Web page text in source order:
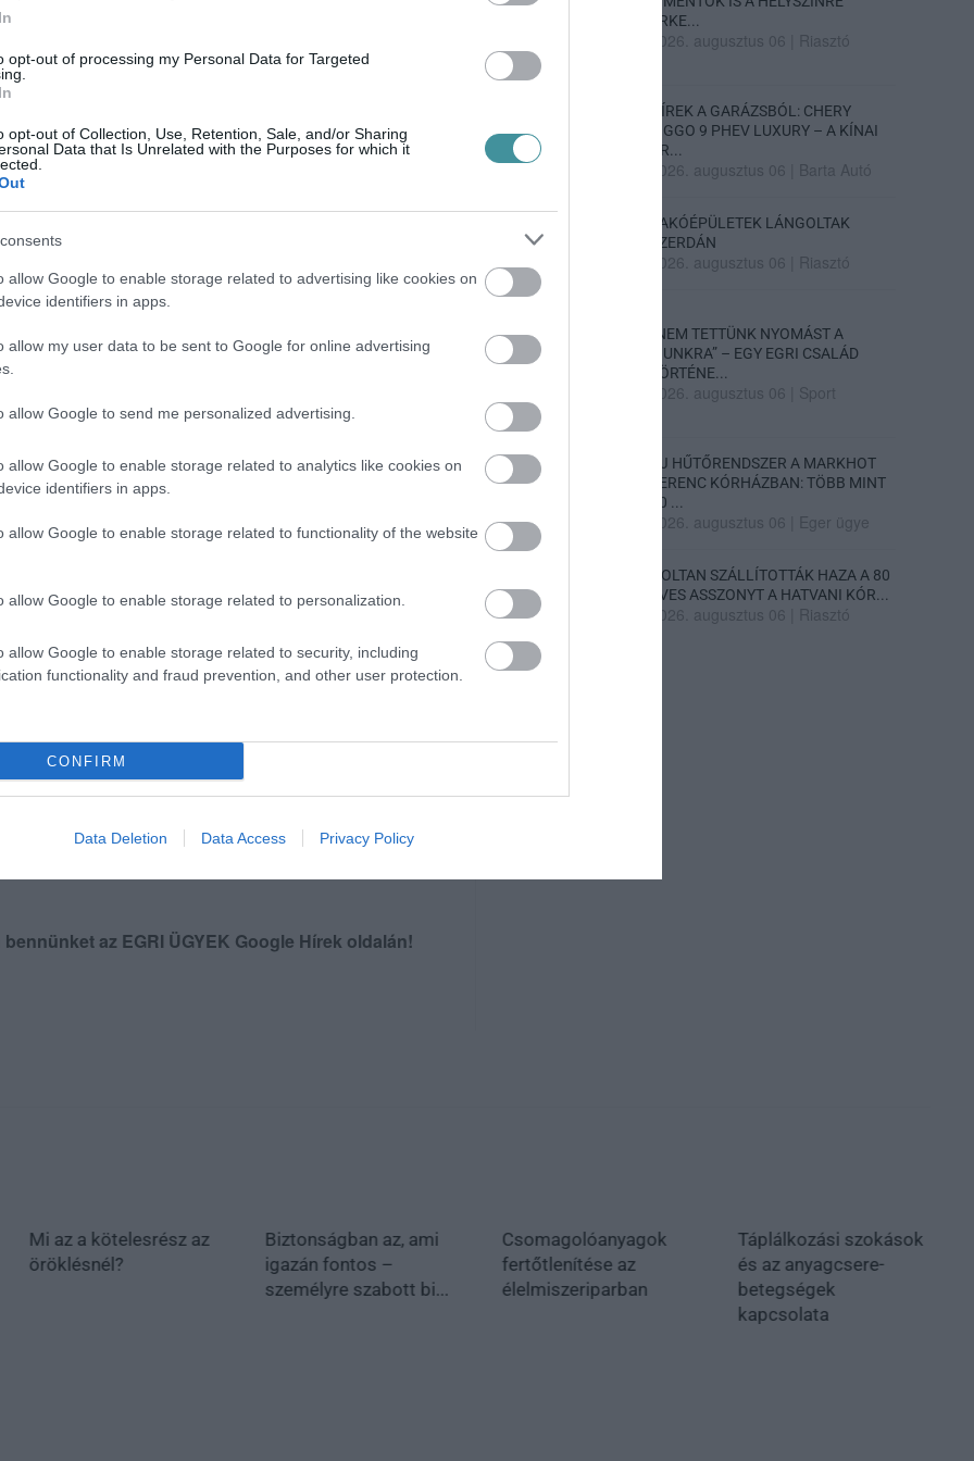
opt-out of processing my Personal Data for Targeted
opt-out of Collection, Use, Retention, Sale, and/or Sharing
Data that Is Unrelated with the Purposes for which it
allow Google to enable storage related to advertising like cookies on
identifiers in apps.
allow my user data to be sent to Google for online advertising
allow Google to send me personalized advertising.
allow Google to enable storage related to analytics like cookies on
identifiers in apps.
allow Google to enable storage related to functionality of the website
allow Google to enable storage related to personalization.
allow Google to enable storage related to security, including
functionality and fraud prevention, and other user protection.
CONFIRM
Data Deletion Data Access Privacy Policy
kerti megoldás a raklap bútorok
mert könnyedén elkészíthetjük a
sem túl drága, ráadásul remekül ellenáll
kültéri asztalként, vagy napozóágyként.
fel egy kisebb méretű raklapot
tegyünk rá egy kényelmes matracot és
színes, ellenálló anyagú párnákkal és
bútort keresel, irány
cseréld le a huzatokat! Kültéri
sötétebb színű vagy mintás anyagokat
trópusi mintákkal és színekkel, a
néhány meleg pokrócot, így télen is
az EGRI ÜGYEK Google Hírek oldalán!
ÉRKE...
2026. augusztus 06 Riasztó
HÍREK A GARÁZSBÓL: CHERY
TIGGO 9 PHEV LUXURY – A KÍNAI
PR...
2026. augusztus 06 Barta Autó
LAKÓÉPÜLETEK LÁNGOLTAK
SZERDÁN
2026. augusztus 06 Riasztó
„NEM TETTÜNK NYOMÁST A
FIUNKRA” – EGY EGRI CSALÁD
TÖRTÉNE...
2026. augusztus 06 Sport
ÚJ HŰTŐRENDSZER A MARKHOT
FERENC KÓRHÁZBAN: TÖBB MINT
70 ...
2026. augusztus 06 Eger ügye
HOLTAN SZÁLLÍTOTTÁK HAZA A 80
ÉVES ASSZONYT A HATVANI KÓR...
2026. augusztus 06 Riasztó
Mi az a kötelesrész az
öröklésnél?
Biztonságban az, ami
igazán fontos –
személyre szabott bi...
Csomagolóanyagok
fertőtlenítése az
élelmiszeriparban
Táplálkozási szokások
és az anyagcsere-
betegségek
kapcsolata